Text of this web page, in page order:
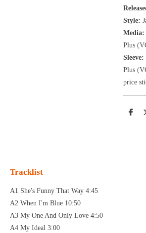
Style:
Media:
Plus
Sleeve:
Plus
price
D
Tracklist
A1 She's Funny That Way 4:45
A2 When I'm Blue 10:50
A3 My One And Only Love 4:50
A4 My Ideal 3:00